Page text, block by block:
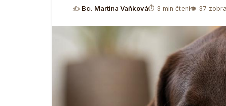
✍ Bc. Martina Vaňková⏱ 3 min čtení👁 37